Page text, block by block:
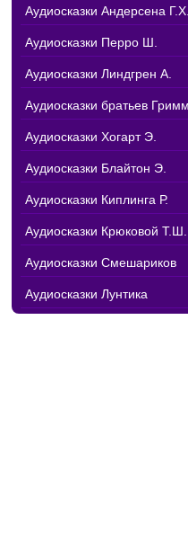
Аудиосказки Андерсена Г.Х.
Аудиосказки Перро Ш.
Аудиосказки Линдгрен А.
Аудиосказки братьев Гримм
Аудиосказки Хогарт Э.
Аудиосказки Блайтон Э.
Аудиосказки Киплинга Р.
Аудиосказки Крюковой Т.Ш.
Аудиосказки Смешариков
Аудиосказки Лунтика